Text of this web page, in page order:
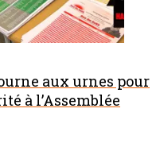
aux urnes pour
à l’Assemblée